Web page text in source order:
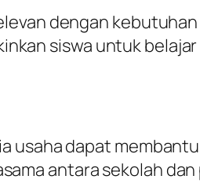
dengan
siswa untuk
usaha dapat
antara sekolah